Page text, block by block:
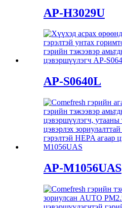
AP-H3029U
AP-S0640L
AP-M1056UAS